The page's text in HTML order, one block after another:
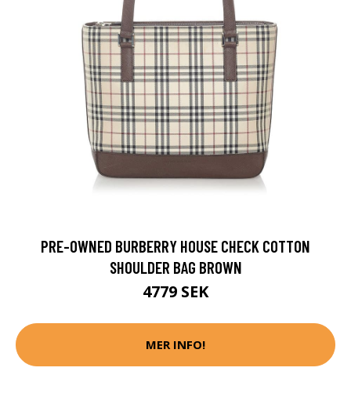
PRE-OWNED BURBERRY HOUSE CHECK COTTON
SHOULDER BAG BROWN
4779 SEK
MER INFO!